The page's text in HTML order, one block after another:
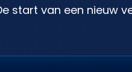
start van een nieuw